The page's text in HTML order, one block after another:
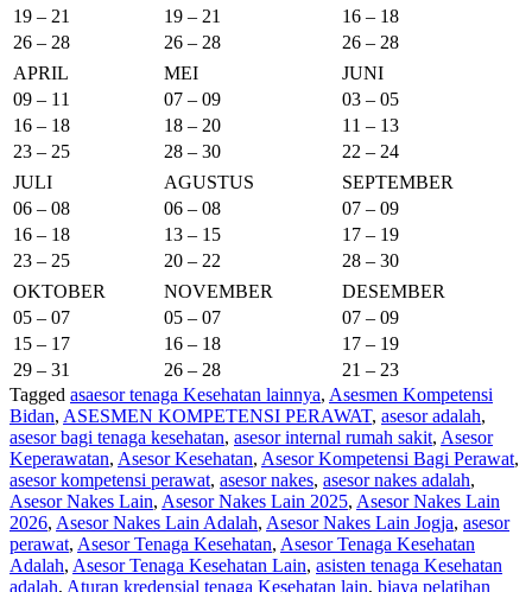
19 – 21
19 – 21
16 – 18
26 – 28
26 – 28
26 – 28
APRIL
MEI
JUNI
09 – 11
07 – 09
03 – 05
16 – 18
18 – 20
11 – 13
23 – 25
28 – 30
22 – 24
JULI
AGUSTUS
SEPTEMBER
06 – 08
06 – 08
07 – 09
16 – 18
13 – 15
17 – 19
23 – 25
20 – 22
28 – 30
OKTOBER
NOVEMBER
DESEMBER
05 – 07
05 – 07
07 – 09
15 – 17
16 – 18
17 – 19
29 – 31
26 – 28
21 – 23
Tagged asaesor tenaga Kesehatan lainnya, Asesmen Kompetensi
Bidan, ASESMEN KOMPETENSI PERAWAT, asesor adalah,
asesor bagi tenaga kesehatan, asesor internal rumah sakit, Asesor
Keperawatan, Asesor Kesehatan, Asesor Kompetensi Bagi Perawat,
asesor kompetensi perawat, asesor nakes, asesor nakes adalah,
Asesor Nakes Lain, Asesor Nakes Lain 2025, Asesor Nakes Lain
2026, Asesor Nakes Lain Adalah, Asesor Nakes Lain Jogja, asesor
perawat, Asesor Tenaga Kesehatan, Asesor Tenaga Kesehatan
Adalah, Asesor Tenaga Kesehatan Lain, asisten tenaga Kesehatan
adalah, Aturan kredensial tenaga Kesehatan lain, biaya pelatihan